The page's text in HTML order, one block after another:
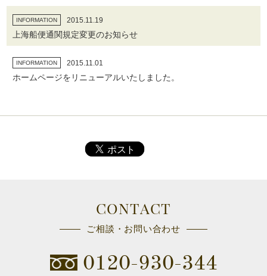
INFORMATION 2015.11.19
上海船便通関規定変更のお知らせ
INFORMATION 2015.11.01
ホームページをリニューアルいたしました。
CONTACT
ご相談・お問い合わせ
0120-930-344